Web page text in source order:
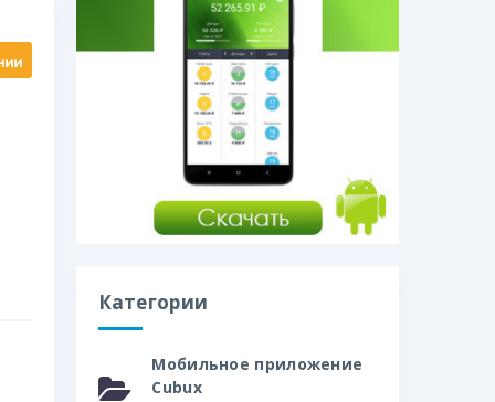
Категории
Мобильное приложение
Cubux